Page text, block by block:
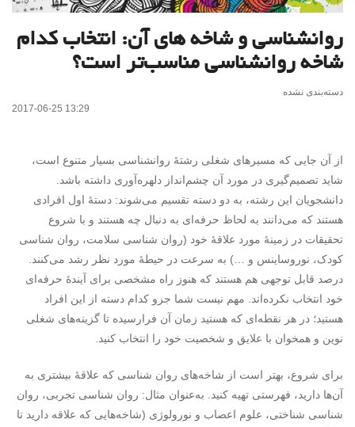
روانشناسی و شاخه های آن: انتخاب کدام
شاخه روانشناسی مناسب‌تر است؟
دسته‌بندی نشده
2017-06-25 13:29
از آن جایی که مسیرهای شغلی رشتۀ روانشناسی بسیار متنوع است،
شاید تصمیم‌گیری در مورد آن چشم‌انداز دلهره‌آوری داشته باشد.
دانشجویان این رشته، به دو دسته تقسیم می‌شوند: دستۀ اول افرادی
هستند که می‌دانند به لحاظ حرفه‌ای به دنبال چه هستند و با شروع
تحقیقات در زمینۀ مورد علاقۀ خود (روان شناسی سلامت، روان شناسی
کودک، نوروساینس و …) به سرعت در حیطۀ مورد نظر رشد می‌کنند.
درصد قابل توجهی هم هستند که هنوز راه مشخصی برای آیندۀ حرفه‌ای
خود انتخاب نکرده‌اند. مهم نیست شما جزو کدام دسته از این افراد
هستید؛ در هر نقطه‌ای که هستید زمان آن فرارسیده تا گزینه‌های شغلی
نوین و همخوان با علایق و شخصیت خود را انتخاب کنید.
برای شروع، بهتر است از شاخه‌های روان شناسی که علاقۀ بیشتری به
آن‌ها دارید، فهرستی تهیه کنید. به‌عنوان مثال: روان شناسی تجربی، روان
شناسی شناختی، علوم اعصاب و نورولوژی (شاخه‌هایی که علاقه دارید تا